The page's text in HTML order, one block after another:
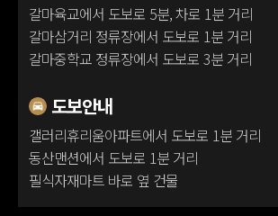
갈마육교에서 도보로 5분, 차로 1분 거리
갈마삼거리 정류장에서 도보로 1분 거리
갈마중학교 정류장에서 도보로 3분 거리
도보안내
갤러리휴리움아파트에서 도보로 1분 거리
동산맨션에서 도보로 1분 거리
필식자재마트 바로 옆 건물